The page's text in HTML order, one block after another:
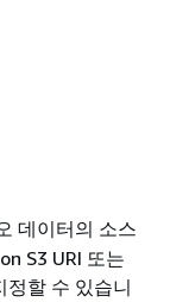
데이터의 소스
S3 URI 또는
정할 수 있습니